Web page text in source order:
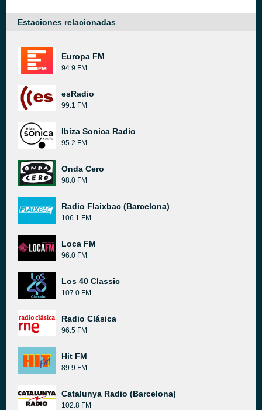
Estaciones relacionadas
Europa FM
94.9 FM
esRadio
99.1 FM
Ibiza Sonica Radio
95.2 FM
Onda Cero
98.0 FM
Radio Flaixbac (Barcelona)
106.1 FM
Loca FM
96.0 FM
Los 40 Classic
107.0 FM
Radio Clásica
96.5 FM
Hit FM
89.9 FM
Catalunya Radio (Barcelona)
102.8 FM